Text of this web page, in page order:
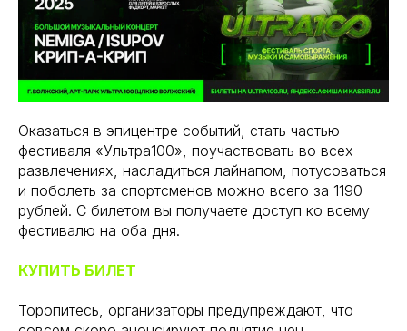
Оказаться в эпицентре событий, стать частью
фестиваля «Ультра100», поучаствовать во всех
развлечениях, насладиться лайнапом, потусоваться
и поболеть за спортсменов можно всего за 1190
рублей. С билетом вы получаете доступ ко всему
фестивалю на оба дня.
КУПИТЬ БИЛЕТ
Торопитесь, организаторы предупреждают, что